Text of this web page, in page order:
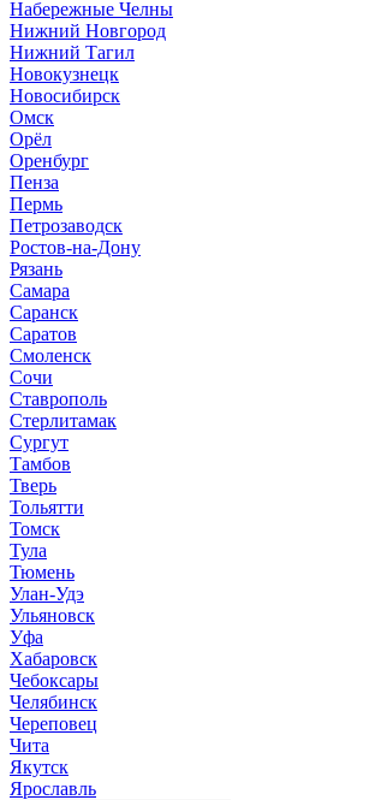
Набережные Челны
Нижний Новгород
Нижний Тагил
Новокузнецк
Новосибирск
Омск
Орёл
Оренбург
Пенза
Пермь
Петрозаводск
Ростов-на-Дону
Рязань
Самара
Саранск
Саратов
Смоленск
Сочи
Ставрополь
Стерлитамак
Сургут
Тамбов
Тверь
Тольятти
Томск
Тула
Тюмень
Улан-Удэ
Ульяновск
Уфа
Хабаровск
Чебоксары
Челябинск
Череповец
Чита
Якутск
Ярославль